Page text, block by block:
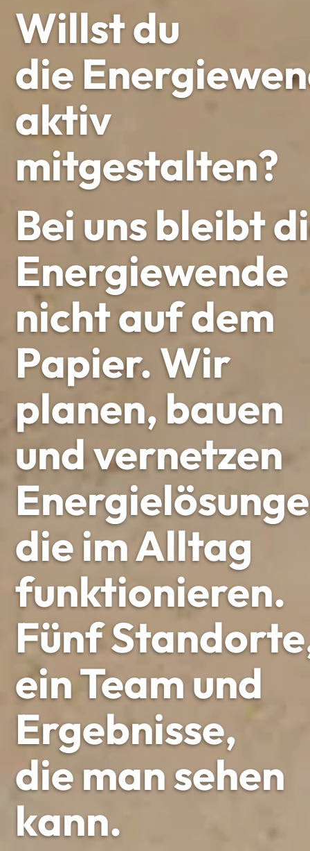
Willst du
die
aktiv
mitgestalten?
Bei uns bleibt
Energiewende
nicht auf dem
Papier. Wir
planen, bauen
und vernetzen
die im Alltag
funktionieren.
Fünf
ein Team und
Ergebnisse,
die man sehen
kann.